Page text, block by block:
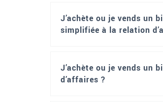
J’achète ou je vends un
simplifiée à la relation
J’achète ou je vends un
d’affaires ?